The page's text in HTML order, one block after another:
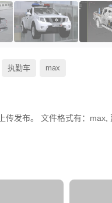
执勤车 max
发布。 文件格式有：